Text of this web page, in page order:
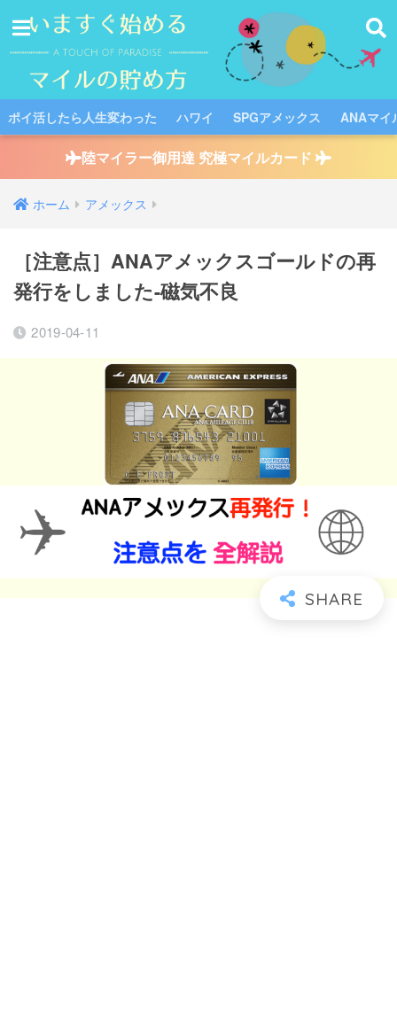
ポイ活したら人生変わった ハワイ SPGアメックス ANAマイ
陸マイラー御用達 究極マイルカード
ホーム アメックス
［注意点］ANAアメックスゴールドの再
発行をしました-磁気不良
2019-04-11